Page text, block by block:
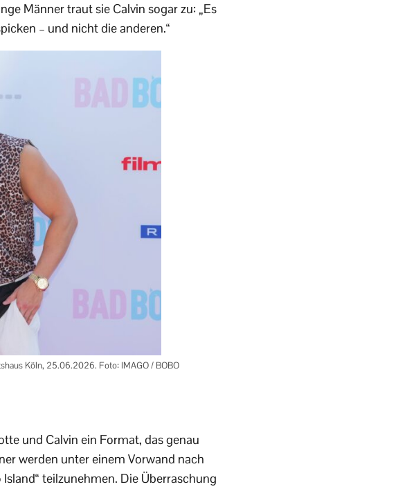
Männer traut sie Calvin sogar zu: „Es
– und nicht die anderen.“
Köln, 25.06.2026. Foto: IMAGO / BOBO
und Calvin ein Format, das genau
werden unter einem Vorwand nach
teilzunehmen. Die Überraschung